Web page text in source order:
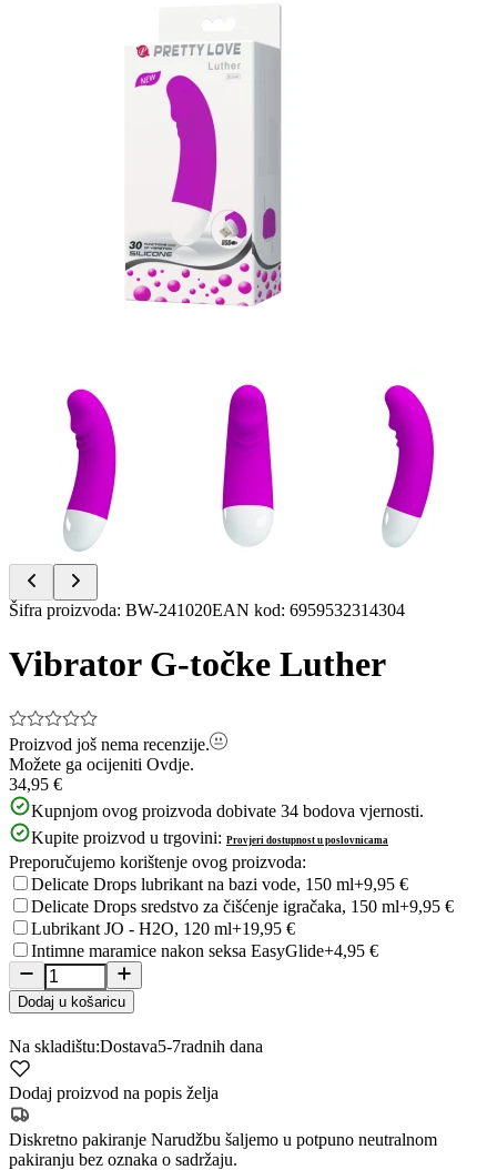
Item
of
6
Šifra proizvoda: BW-241020EAN kod: 6959532314304
Vibrator G-točke Luther
Proizvod još nema recenzije.
Možete ga ocijeniti Ovdje.
34,95 €
Kupnjom ovog proizvoda dobivate 34 bodova vjernosti.
Kupite proizvod u trgovini: Provjeri dostupnost u poslovnicama
Preporučujemo korištenje ovog proizvoda:
Delicate Drops lubrikant na bazi vode, 150 ml+9,95 €
Delicate Drops sredstvo za čišćenje igračaka, 150 ml+9,95 €
Lubrikant JO - H2O, 120 ml+19,95 €
Intimne maramice nakon seksa EasyGlide+4,95 €
Dodaj u košaricu
Na skladištu:Dostava5-7radnih dana
Dodaj proizvod na popis želja
Diskretno pakiranje Narudžbu šaljemo u potpuno neutralnom
pakiranju bez oznaka o sadržaju.